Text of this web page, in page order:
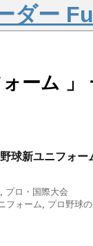
ダー
ーム 」
球新ユニフォ
, プロ・国際大会
フォーム, プロ野球